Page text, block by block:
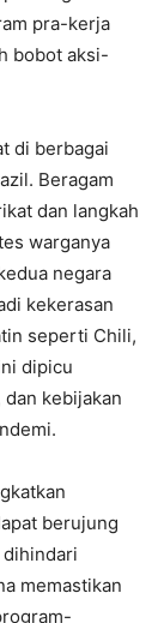
pra-kerja
bobot aksi-
di berbagai
Beragam
dan langkah
warganya
negara
kekerasan
seperti Chili,
dipicu
kebijakan
berujung
memastikan